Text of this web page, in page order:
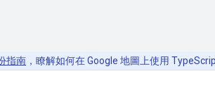
指南 ，瞭解如何在 Google 地圖上使用